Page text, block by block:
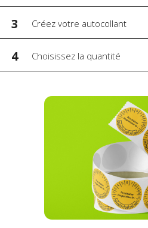
3 Créez votre autocollant
4 Choisissez la quantité